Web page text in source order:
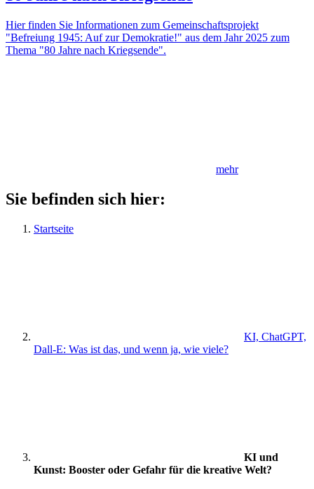
Hier finden Sie Informationen zum Gemeinschaftsprojekt
"Befreiung 1945: Auf zur Demokratie!" aus dem Jahr 2025 zum
Thema "80 Jahre nach Kriegsende".
mehr
Sie befinden sich hier:
Startseite
KI, ChatGPT,
Dall-E: Was ist das, und wenn ja, wie viele?
KI und
Kunst: Booster oder Gefahr für die kreative Welt?